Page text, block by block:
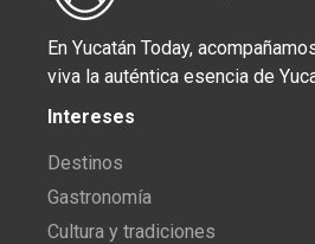
En Yucatán Today,
viva la auténtica esencia de
Intereses
Destinos
Gastronomía
Cultura y tradiciones